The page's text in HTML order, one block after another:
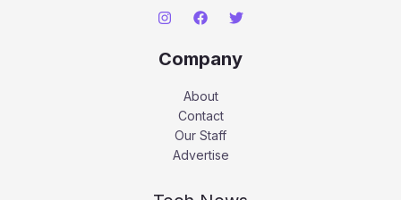
Company
About
Contact
Our Staff
Advertise